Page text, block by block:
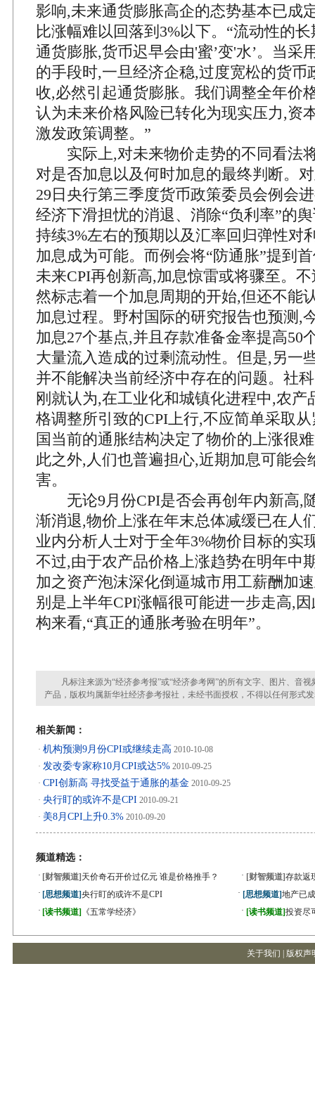
影响,未来通货膨胀高企的态势基本已成
比涨幅难以回落到3%以下。“流动性的
通货膨胀,货币迟早会由'蜜’变'水’。当采
的手段时,一旦经济企稳,过度宽松的货币
收,必然引起通货膨胀。我们调整全年价
认为未来价格风险已转化为现实压力,资
激发政策调整。”
实际上,对未来物价走势的不同看法
对是否加息以及何时加息的最终判断。
29日央行第三季度货币政策委员会例会
经济下滑担忧的消退、消除“负利率”的
持续3%左右的预期以及汇率回归弹性对
加息成为可能。而例会将“防通胀”提到
未来CPI再创新高,加息惊雷或将骤至。
然标志着一个加息周期的开始,但还不能
加息过程。野村国际的研究报告也预测,
加息27个基点,并且存款准备金率提高50
大量流入造成的过剩流动性。但是,另一
并不能解决当前经济中存在的问题。社
刚就认为,在工业化和城镇化进程中,农产
格调整所引致的CPI上行,不应简单采取
国当前的通胀结构决定了物价的上涨很
此之外,人们也普遍担心,近期加息可能会
害。
无论9月份CPI是否会再创年内新高,
渐消退,物价上涨在年末总体减缓已在人
业内分析人士对于全年3%物价目标的实
不过,由于农产品价格上涨趋势在明年中
加之资产泡沫深化倒逼城市用工薪酬加
别是上半年CPI涨幅很可能进一步走高,
构来看,“真正的通胀考验在明年”。
凡标注来源为“经济参考报”或“经济参考网”的所有文字、图片、音视
产品，版权均属新华社经济参考报社，未经书面授权，不得以任何形式
相关新闻：
· 机构预测9月份CPI或继续走高 2010-10-08
· 发改委专家称10月CPI或达5% 2010-09-25
· CPI创新高 寻找受益于通胀的基金 2010-09-25
· 央行盯的或许不是CPI 2010-09-21
· 美8月CPI上升0.3% 2010-09-20
频道精选：
· [财智频道] 天价奇石开价过亿元 谁是价格推手？ · [财智频道]存款返
· [思想频道]央行盯的或许不是CPI · [思想频道]地产已
· [读书频道] 《五常学经济》 · [读书频道]投资尽